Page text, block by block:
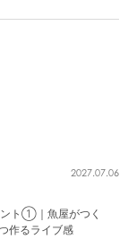
2027.07.06
ント①｜魚屋がつく
作るライブ感